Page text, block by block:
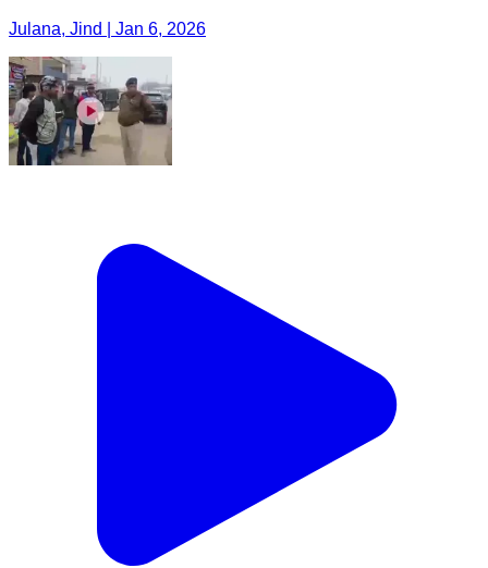
Julana, Jind | Jan 6, 2026